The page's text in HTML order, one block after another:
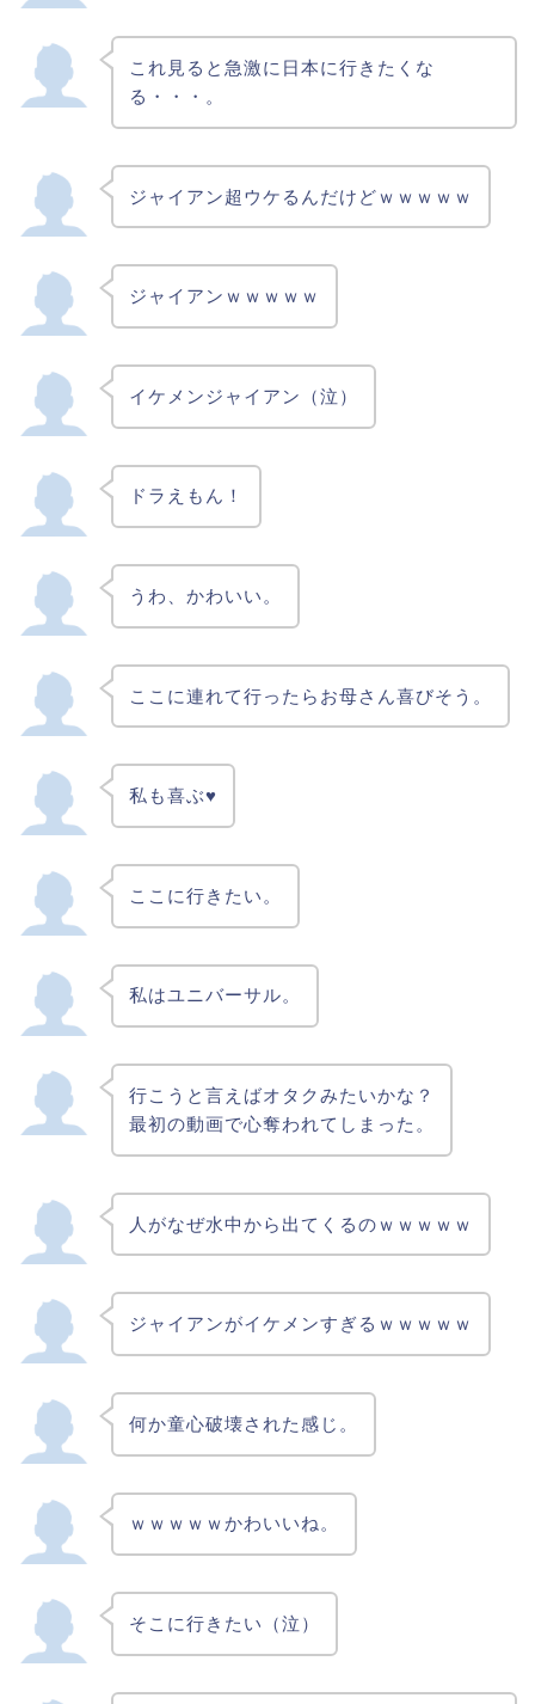
これ見ると急激に日本に行きたくな
る・・・。
ジャイアン超ウケるんだけどｗｗｗｗｗ
ジャイアンｗｗｗｗｗ
イケメンジャイアン（泣）
ドラえもん！
うわ、かわいい。
ここに連れて行ったらお母さん喜びそう。
私も喜ぶ♥
ここに行きたい。
私はユニバーサル。
行こうと言えばオタクみたいかな？
最初の動画で心奪われてしまった。
人がなぜ水中から出てくるのｗｗｗｗｗ
ジャイアンがイケメンすぎるｗｗｗｗｗ
何か童心破壊された感じ。
ｗｗｗｗｗかわいいね。
そこに行きたい（泣）